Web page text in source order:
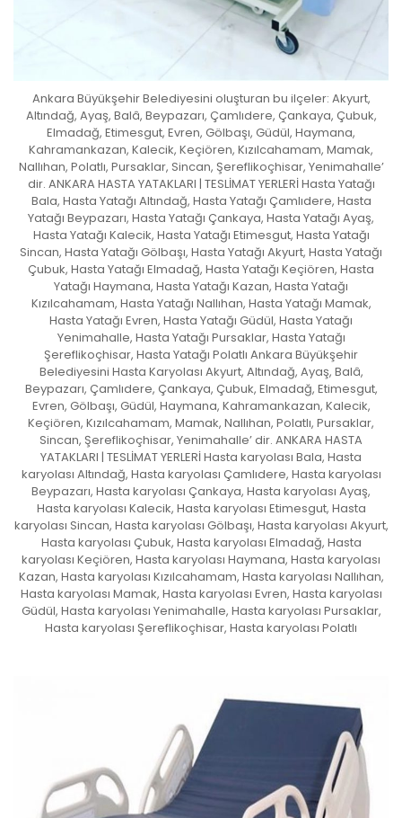
Ankara Büyükşehir Belediyesini oluşturan bu ilçeler: Akyurt,
Altındağ, Ayaş, Balâ, Beypazarı, Çamlıdere, Çankaya, Çubuk,
Elmadağ, Etimesgut, Evren, Gölbaşı, Güdül, Haymana,
Kahramankazan, Kalecik, Keçiören, Kızılcahamam, Mamak,
Nallıhan, Polatlı, Pursaklar, Sincan, Şereflikoçhisar, Yenimahalle’
dir. ANKARA HASTA YATAKLARI | TESLİMAT YERLERİ Hasta Yatağı
Bala, Hasta Yatağı Altındağ, Hasta Yatağı Çamlıdere, Hasta
Yatağı Beypazarı, Hasta Yatağı Çankaya, Hasta Yatağı Ayaş,
Hasta Yatağı Kalecik, Hasta Yatağı Etimesgut, Hasta Yatağı
Sincan, Hasta Yatağı Gölbaşı, Hasta Yatağı Akyurt, Hasta Yatağı
Çubuk, Hasta Yatağı Elmadağ, Hasta Yatağı Keçiören, Hasta
Yatağı Haymana, Hasta Yatağı Kazan, Hasta Yatağı
Kızılcahamam, Hasta Yatağı Nallıhan, Hasta Yatağı Mamak,
Hasta Yatağı Evren, Hasta Yatağı Güdül, Hasta Yatağı
Yenimahalle, Hasta Yatağı Pursaklar, Hasta Yatağı
Şereflikoçhisar, Hasta Yatağı Polatlı Ankara Büyükşehir
Belediyesini Hasta Karyolası Akyurt, Altındağ, Ayaş, Balâ,
Beypazarı, Çamlıdere, Çankaya, Çubuk, Elmadağ, Etimesgut,
Evren, Gölbaşı, Güdül, Haymana, Kahramankazan, Kalecik,
Keçiören, Kızılcahamam, Mamak, Nallıhan, Polatlı, Pursaklar,
Sincan, Şereflikoçhisar, Yenimahalle’ dir. ANKARA HASTA
YATAKLARI | TESLİMAT YERLERİ Hasta karyolası Bala, Hasta
karyolası Altındağ, Hasta karyolası Çamlıdere, Hasta karyolası
Beypazarı, Hasta karyolası Çankaya, Hasta karyolası Ayaş,
Hasta karyolası Kalecik, Hasta karyolası Etimesgut, Hasta
karyolası Sincan, Hasta karyolası Gölbaşı, Hasta karyolası Akyurt,
Hasta karyolası Çubuk, Hasta karyolası Elmadağ, Hasta
karyolası Keçiören, Hasta karyolası Haymana, Hasta karyolası
Kazan, Hasta karyolası Kızılcahamam, Hasta karyolası Nallıhan,
Hasta karyolası Mamak, Hasta karyolası Evren, Hasta karyolası
Güdül, Hasta karyolası Yenimahalle, Hasta karyolası Pursaklar,
Hasta karyolası Şereflikoçhisar, Hasta karyolası Polatlı